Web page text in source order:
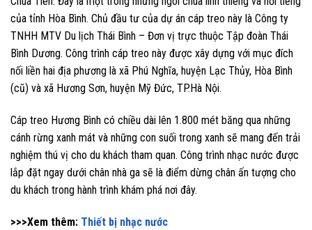
của tỉnh Hòa Bình. Chủ đầu tư của dự án cáp treo này là Công ty
TNHH MTV Du lịch Thái Bình – Đơn vị trực thuộc Tập đoàn Thái
Bình Dương. Công trình cáp treo này được xây dựng với mục đích
nối liền hai địa phương là xã Phú Nghĩa, huyện Lạc Thủy, Hòa Bình
(cũ) và xã Hương Sơn, huyện Mỹ Đức, TP.Hà Nội.
Cáp treo Hương Bình có chiều dài lên 1.800 mét băng qua những
cánh rừng xanh mát và những con suối trong xanh sẽ mang đến trải
nghiệm thú vị cho du khách tham quan. Công trình nhạc nước được
lắp đặt ngay dưới chân nhà ga sẽ là điểm dừng chân ấn tượng cho
du khách trong hành trình khám phá nơi đây.
>>>Xem thêm: Thiết bị nhạc nước